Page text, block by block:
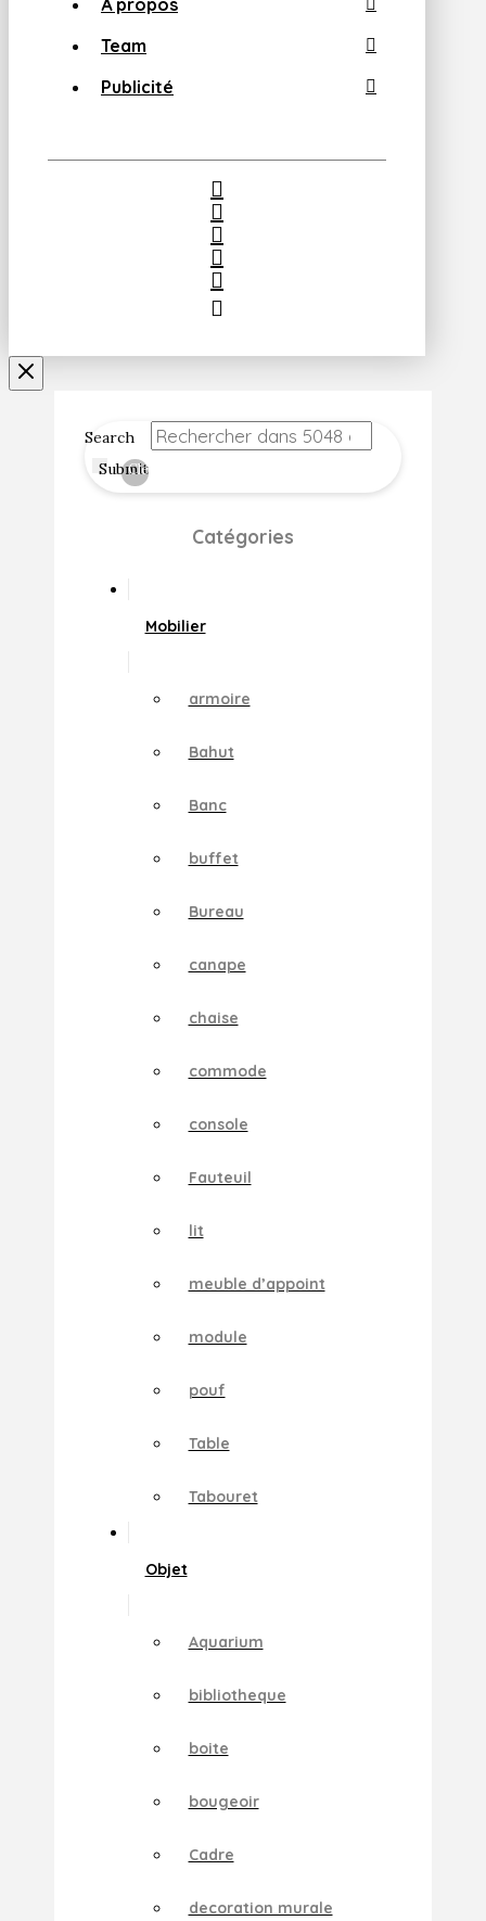
Team
Publicité
Search
Submit
Clear
Catégories
Mobilier
armoire
Bahut
Banc
buffet
Bureau
canape
chaise
commode
console
Fauteuil
lit
meuble d’appoint
module
pouf
Table
Tabouret
Objet
Aquarium
bibliotheque
boite
bougeoir
Cadre
decoration murale